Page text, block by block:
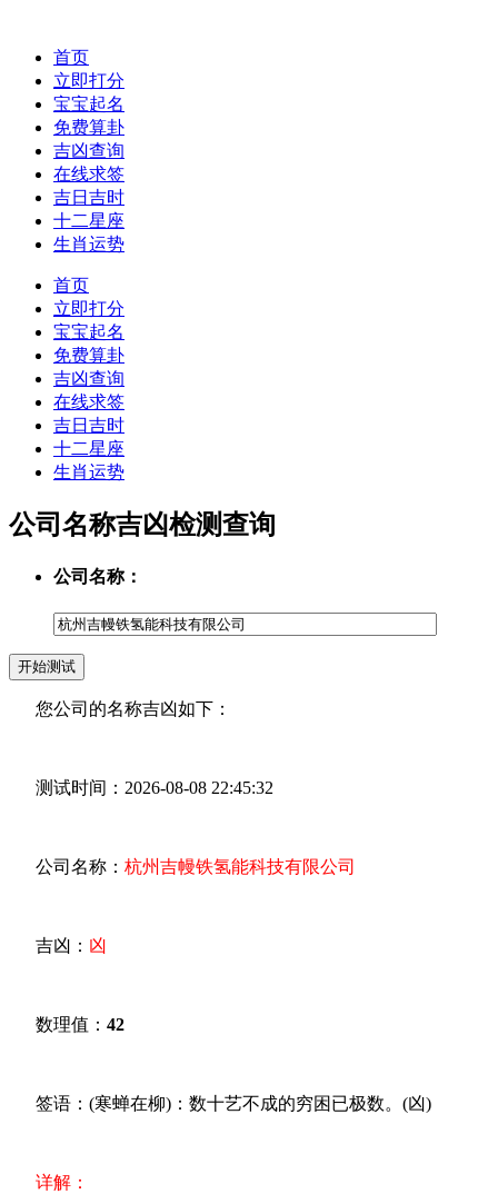
首页
立即打分
宝宝起名
免费算卦
吉凶查询
在线求签
吉日吉时
十二星座
生肖运势
首页
立即打分
宝宝起名
免费算卦
吉凶查询
在线求签
吉日吉时
十二星座
生肖运势
公司名称吉凶检测查询
公司名称：
您公司的名称吉凶如下：
测试时间：2026-08-08 22:45:32
公司名称： 杭州吉幔铁氢能科技有限公司
吉凶： 凶
数理值： 42
签语：(寒蝉在柳)：数十艺不成的穷困已极数。(凶)
详解：